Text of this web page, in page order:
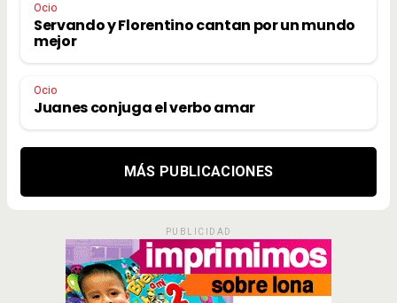
Ocio
Servando y Florentino cantan por un mundo
mejor
Ocio
Juanes conjuga el verbo amar
MÁS PUBLICACIONES
PUBLICIDAD